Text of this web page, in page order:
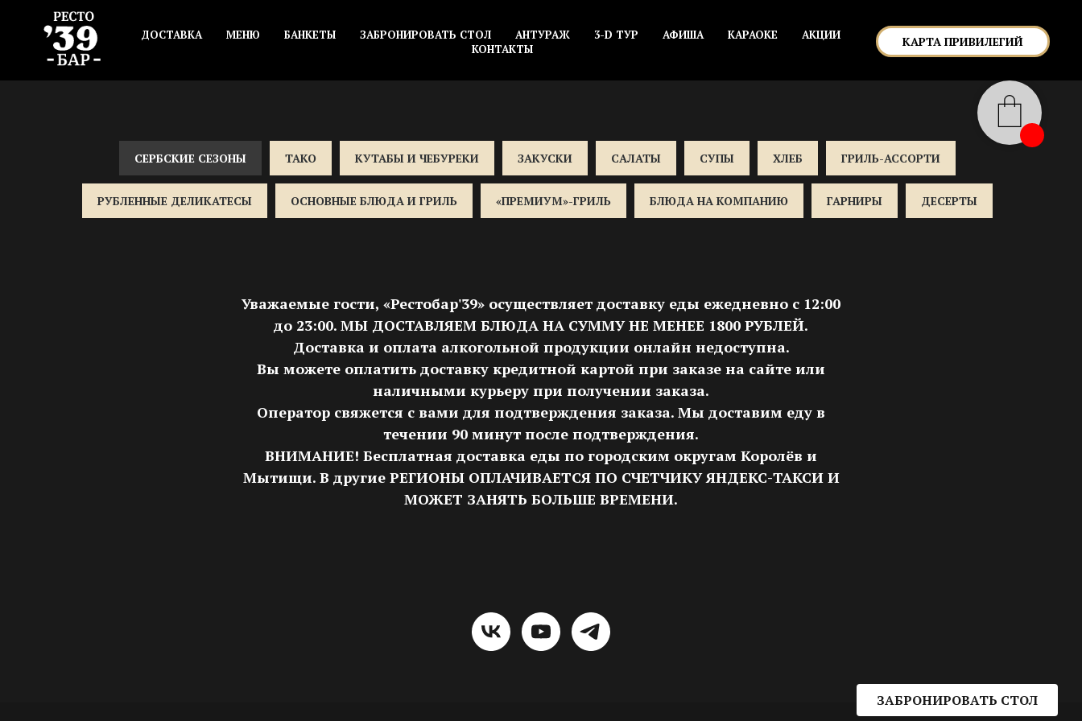
ДОСТАВКА МЕНЮ БАНКЕТЫ ЗАБРОНИРОВАТЬ СТОЛ АНТУРАЖ 3-D ТУР АФИША КАРАОКЕ
АКЦИИ
КОНТАКТЫ
КАРТА ПРИВИЛЕГИЙ
ЗАБРОНИРОВАТЬ СТОЛ
СЕРБСКИЕ СЕЗОНЫ ТАКО КУТАБЫ И ЧЕБУРЕКИ ЗАКУСКИ САЛАТЫ СУПЫ ХЛЕБ ГРИЛЬ-АССОРТИ
РУБЛЕННЫЕ ДЕЛИКАТЕСЫ ОСНОВНЫЕ БЛЮДА И ГРИЛЬ «ПРЕМИУМ»-ГРИЛЬ БЛЮДА НА КОМПАНИЮ ГАРНИРЫ ДЕСЕРТЫ
Уважаемые гости, «Рестобар'39» осуществляет доставку еды ежедневно с 12:00
до 23:00. МЫ ДОСТАВЛЯЕМ БЛЮДА НА СУММУ НЕ МЕНЕЕ 1800 РУБЛЕЙ.
Доставка и оплата алкогольной продукции онлайн недоступна.
Вы можете оплатить доставку кредитной картой при заказе на сайте или
наличными курьеру при получении заказа.
Оператор свяжется с вами для подтверждения заказа. Мы доставим еду в
течении 90 минут после подтверждения.
ВНИМАНИЕ! Бесплатная доставка еды по городским округам Королёв и
Мытищи. В другие РЕГИОНЫ ОПЛАЧИВАЕТСЯ ПО СЧЕТЧИКУ ЯНДЕКС-ТАКСИ И
МОЖЕТ ЗАНЯТЬ БОЛЬШЕ ВРЕМЕНИ.